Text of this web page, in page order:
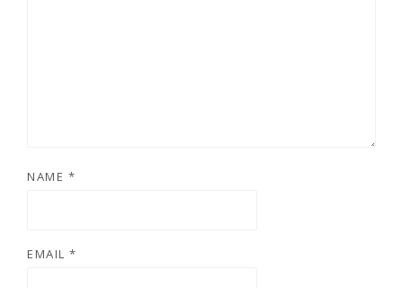
NAME *
EMAIL *